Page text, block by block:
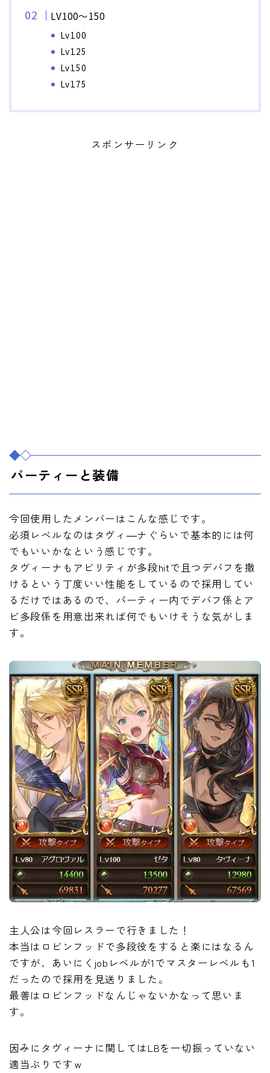
LV100～150
Lv100
Lv125
Lv150
Lv175
スポンサーリンク
パーティーと装備
今回使用したメンバーはこんな感じです。
必須レベルなのはタヴィ―ナぐらいで基本的には何
でもいいかなという感じです。
タヴィーナもアビリティが多段hitで且つデバフを撒
けるという丁度いい性能をしているので採用してい
るだけではあるので、パーティー内でデバフ係とア
ビ多段係を用意出来れば何でもいけそうな気がしま
す。
主人公は今回レスラーで行きました！
本当はロビンフッドで多段役をすると楽にはなるん
ですが、あいにくjobレベルが1でマスターレベルも1
だったので採用を見送りました。
最善はロビンフッドなんじゃないかなって思いま
す。
因みにタヴィーナに関してはLBを一切振っていない
適当ぶりですｗ